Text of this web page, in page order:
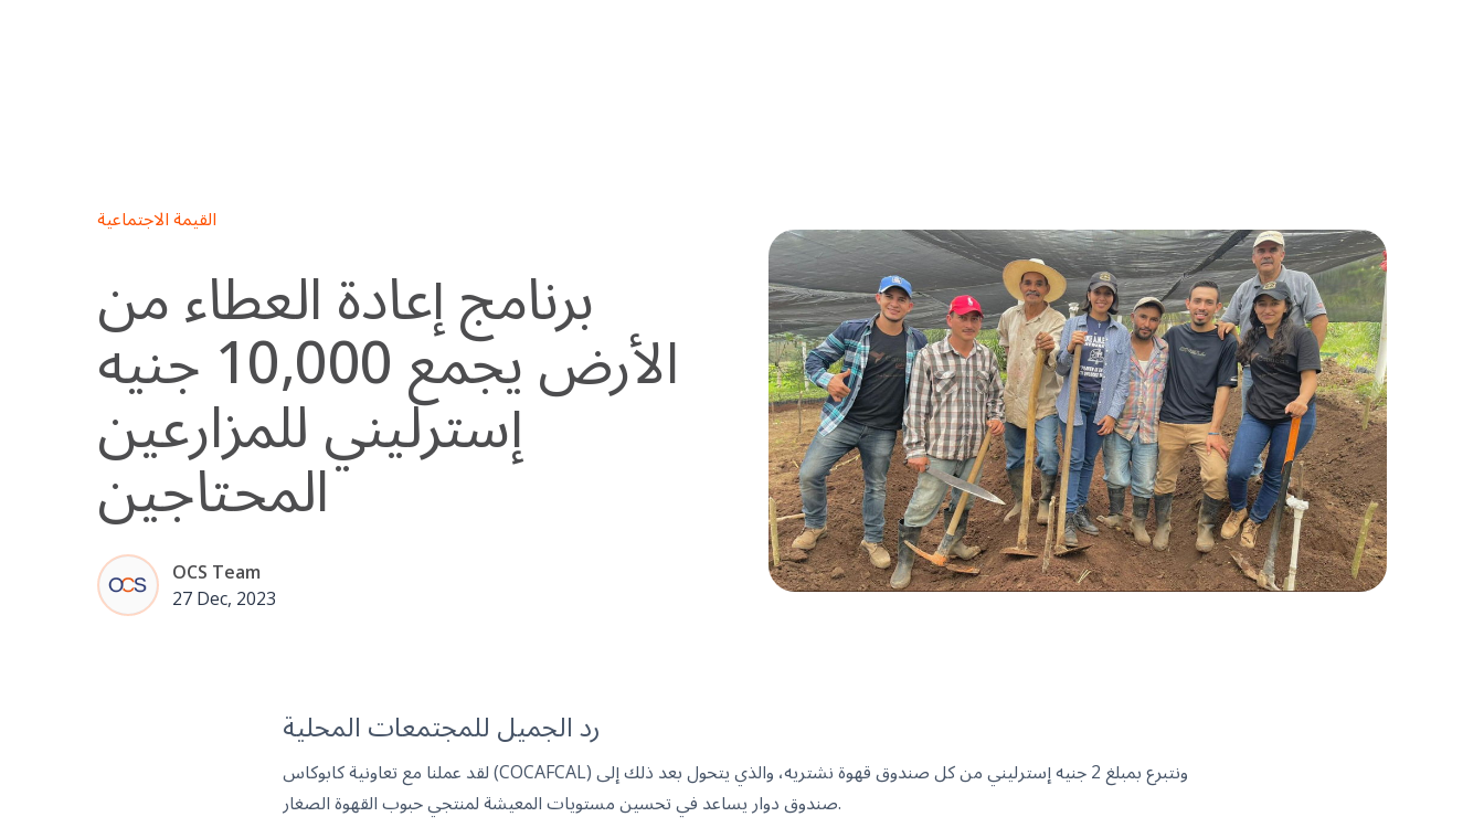
القيمة الاجتماعية
برنامج إعادة العطاء من
الأرض يجمع 10,000 جنيه
إسترليني للمزارعين
المحتاجين
OCS Team
27 Dec, 2023
رد الجميل للمجتمعات المحلية
لقد عملنا مع تعاونية كابوكاس (COCAFCAL) ونتبرع بمبلغ 2 جنيه إسترليني من كل صندوق قهوة نشتريه، والذي يتحول بعد ذلك إلى
صندوق دوار يساعد في تحسين مستويات المعيشة لمنتجي حبوب القهوة الصغار.